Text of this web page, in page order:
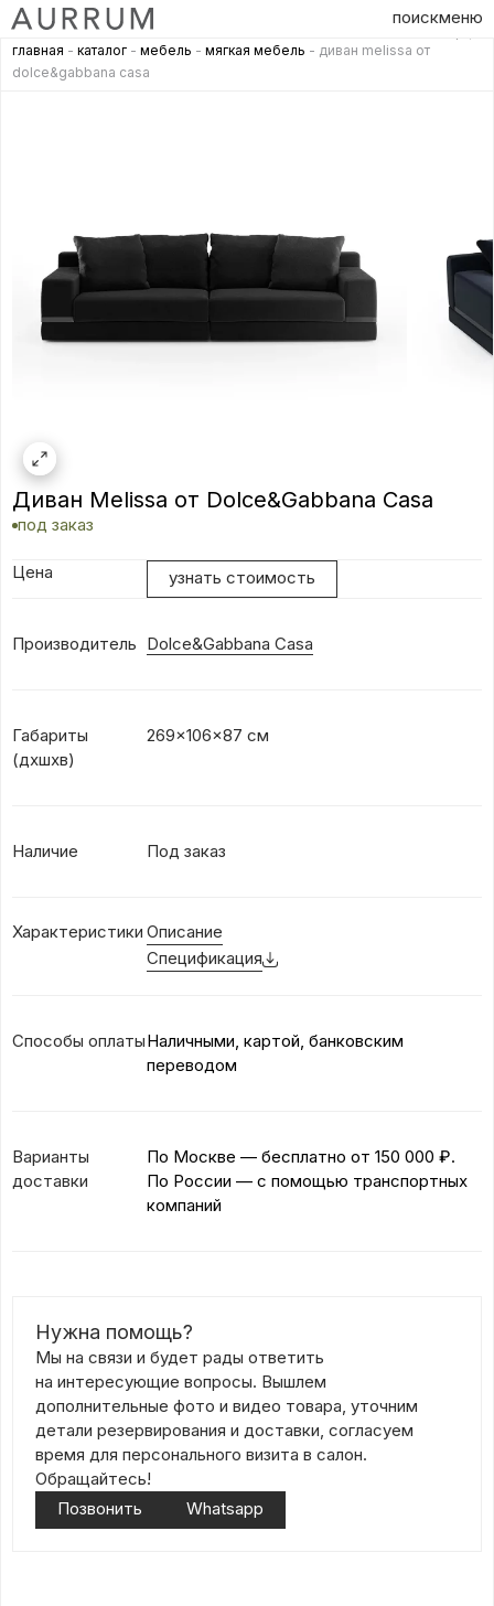
поискменю
главная - каталог - мебель - мягкая мебель - диван melissa от
dolce&gabbana casa
Диван Melissa от Dolce&Gabbana Casa
под заказ
Цена узнать стоимость
Производитель Dolce&Gabbana Casa
Габариты
(дхшхв)
269x106x87 см
Наличие Под заказ
Характеристики Описание
Спецификация
Способы оплатыНаличными, картой, банковским
переводом
Варианты
доставки
По Москве — бесплатно от 150 000 ₽.
По России — с помощью транспортных
компаний
Нужна помощь?
Мы на связи и будет рады ответить
на интересующие вопросы. Вышлем
дополнительные фото и видео товара, уточним
детали резервирования и доставки, согласуем
время для персонального визита в салон.
Обращайтесь!
Позвонить
Whatsapp